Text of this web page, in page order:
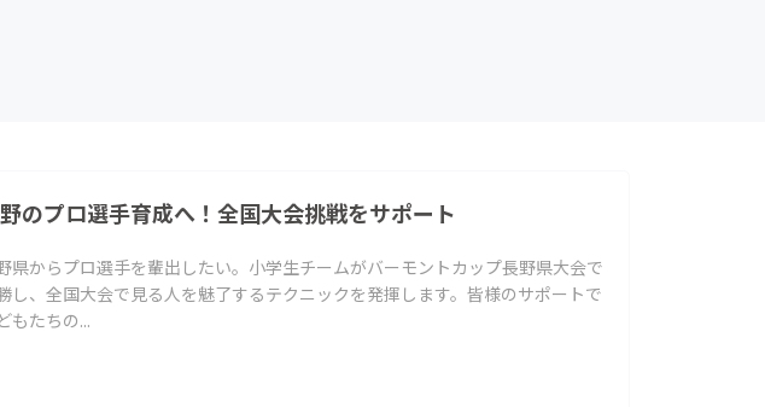
ya コミュニティ
のプロ選手育成へ！全国大会挑戦をサポート
県からプロ選手を輩出したい。小学生チームがバーモントカップ長野県大会で
し、全国大会で見る人を魅了するテクニックを発揮します。皆様のサポートで
もたちの...